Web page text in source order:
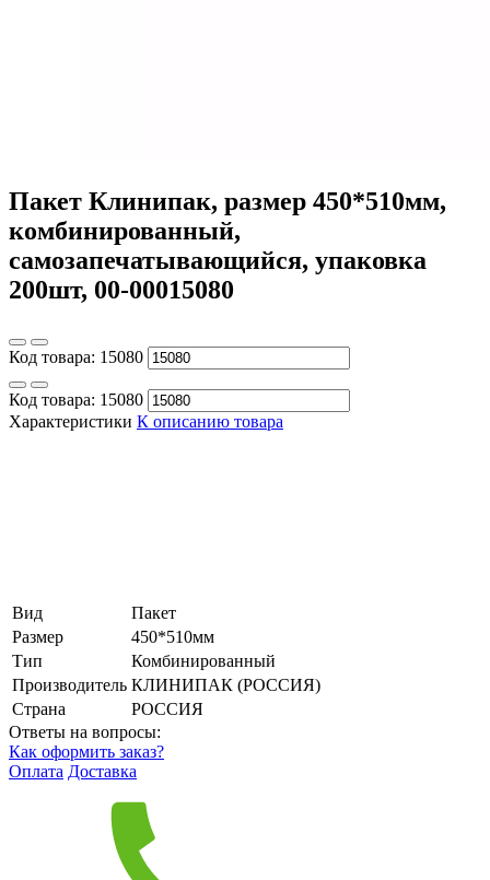
Пакет Клинипак, размер 450*510мм,
комбинированный,
самозапечатывающийся, упаковка
200шт, 00-00015080
Код товара: 15080
Код товара: 15080
Характеристики К описанию товара
Вид
Пакет
Размер
450*510мм
Тип
Комбинированный
Производитель КЛИНИПАК (РОССИЯ)
Страна
РОССИЯ
Ответы на вопросы:
Как оформить заказ?
Оплата Доставка